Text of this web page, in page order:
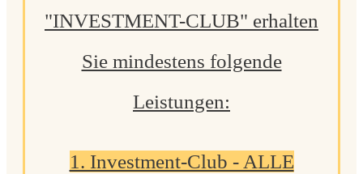
"INVESTMENT-CLUB" erhalten
Sie mindestens folgende
Leistungen:
1. Investment-Club - ALLE